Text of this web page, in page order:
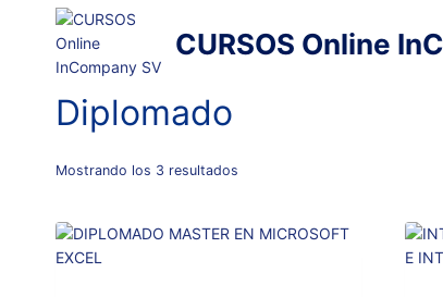
contenido
CURSOS Online
Diplomado
Mostrando los 3 resultados
popularidad